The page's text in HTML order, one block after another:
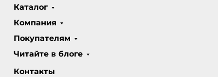
Каталог
Компания
Покупателям
Читайте в блоге
Контакты